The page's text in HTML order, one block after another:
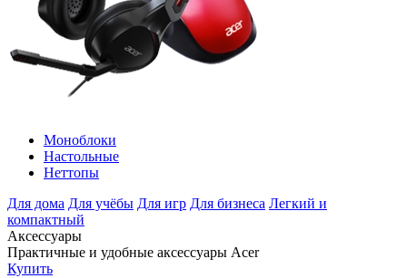
Моноблоки
Настольные
Неттопы
Для дома Для учёбы Для игр Для бизнеса Легкий и
компактный
Аксессуары
Практичные и удобные аксессуары Acer
Купить